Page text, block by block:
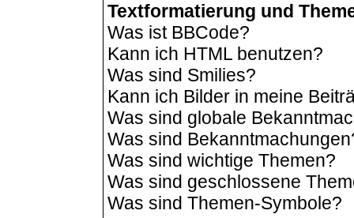
Textformatierung und
Was ist BBCode?
Kann ich HTML benutzen?
Was sind Smilies?
Kann ich Bilder in meine
Was sind globale
Was sind
Was sind wichtige Themen?
Was sind geschlossene
Was sind Themen-Symbole?